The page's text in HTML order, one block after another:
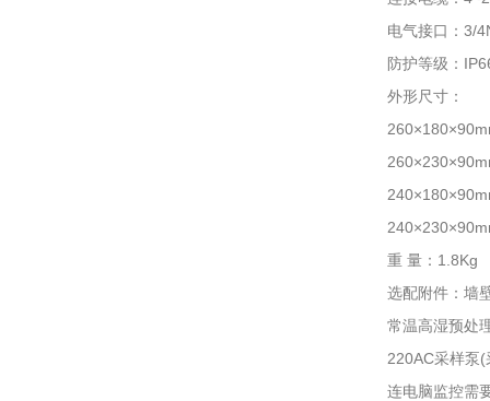
电气接口：3/
防护等级：
外形尺寸：
重 量：1.8Kg
选配附件：墙
常温高湿预处
220AC采样泵
连电脑监控需